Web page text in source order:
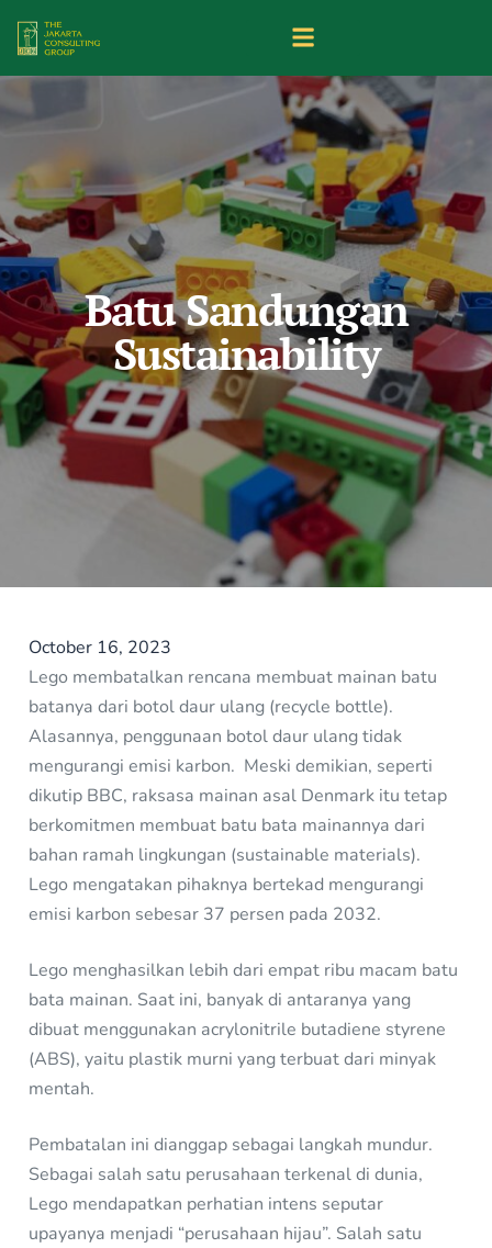
Batu Sandungan
Sustainability
October 16, 2023
Lego membatalkan rencana membuat mainan batu
batanya dari botol daur ulang (recycle bottle).
Alasannya, penggunaan botol daur ulang tidak
mengurangi emisi karbon. Meski demikian, seperti
dikutip BBC, raksasa mainan asal Denmark itu tetap
berkomitmen membuat batu bata mainannya dari
bahan ramah lingkungan (sustainable materials).
Lego mengatakan pihaknya bertekad mengurangi
emisi karbon sebesar 37 persen pada 2032.
Lego menghasilkan lebih dari empat ribu macam batu
bata mainan. Saat ini, banyak di antaranya yang
dibuat menggunakan acrylonitrile butadiene styrene
(ABS), yaitu plastik murni yang terbuat dari minyak
mentah.
Pembatalan ini dianggap sebagai langkah mundur.
Sebagai salah satu perusahaan terkenal di dunia,
Lego mendapatkan perhatian intens seputar
upayanya menjadi “perusahaan hijau”. Salah satu